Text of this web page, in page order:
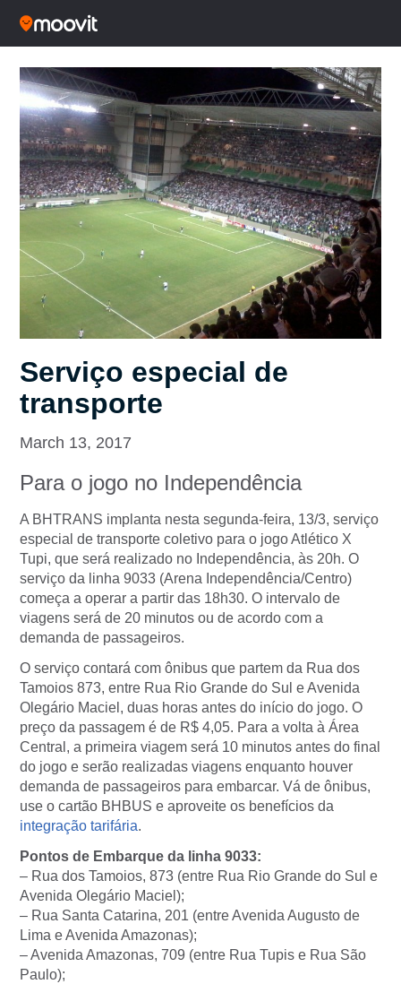
Serviço especial de
transporte
March 13, 2017
Para o jogo no Independência
A BHTRANS implanta nesta segunda-feira, 13/3, serviço
especial de transporte coletivo para o jogo Atlético X
Tupi, que será realizado no Independência, às 20h. O
serviço da linha 9033 (Arena Independência/Centro)
começa a operar a partir das 18h30. O intervalo de
viagens será de 20 minutos ou de acordo com a
demanda de passageiros.
O serviço contará com ônibus que partem da Rua dos
Tamoios 873, entre Rua Rio Grande do Sul e Avenida
Olegário Maciel, duas horas antes do início do jogo. O
preço da passagem é de R$ 4,05. Para a volta à Área
Central, a primeira viagem será 10 minutos antes do final
do jogo e serão realizadas viagens enquanto houver
demanda de passageiros para embarcar. Vá de ônibus,
use o cartão BHBUS e aproveite os benefícios da
integração tarifária.
Pontos de Embarque da linha 9033:
– Rua dos Tamoios, 873 (entre Rua Rio Grande do Sul e
Avenida Olegário Maciel);
– Rua Santa Catarina, 201 (entre Avenida Augusto de
Lima e Avenida Amazonas);
– Avenida Amazonas, 709 (entre Rua Tupis e Rua São
Paulo);